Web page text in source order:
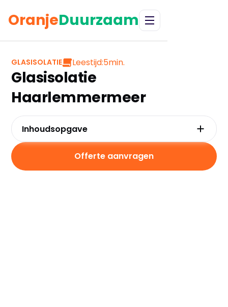
OranjeDuurzaam
GLASISOLATIE Leestijd:5min.
Glasisolatie
Haarlemmermeer
Inhoudsopgave
Haarlemmermeer?
Kosten en besparingen van glasisolatie
Offerte aanvragen